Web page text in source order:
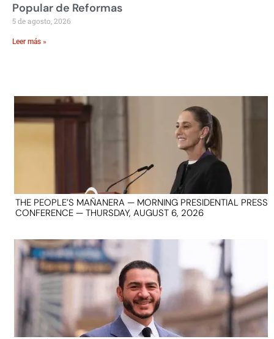
Popular de Reformas
5 de agosto, 2026
Leer más »
THE PEOPLE’S MAÑANERA — MORNING PRESIDENTIAL PRESS
CONFERENCE — THURSDAY, AUGUST 6, 2026